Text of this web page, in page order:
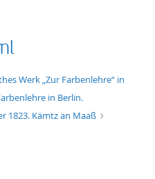
format ascending
Werk „Zur Farbenlehre“ in
in Berlin.
1823. Kämtz an Maaß